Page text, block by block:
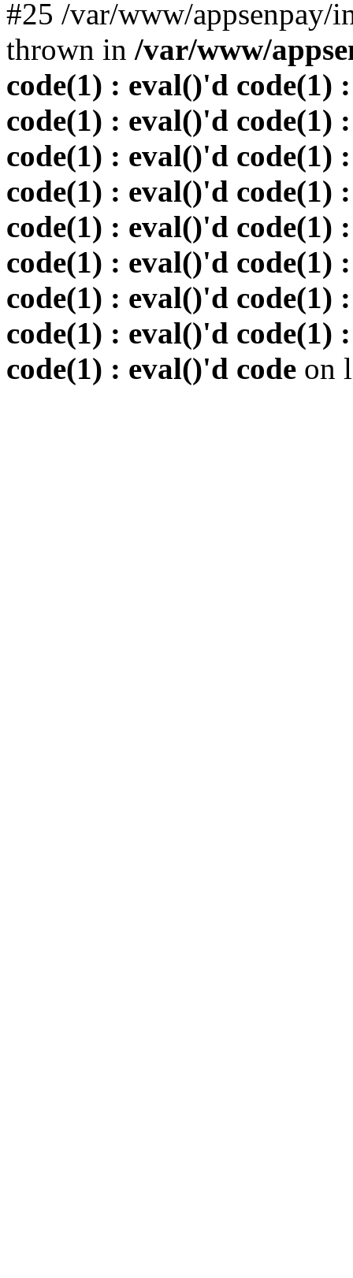
#25 /var/www/
thrown in /var/www/
code(1) : eval()'d code(1)
code(1) : eval()'d code(1)
code(1) : eval()'d code(1)
code(1) : eval()'d code(1)
code(1) : eval()'d code(1)
code(1) : eval()'d code(1)
code(1) : eval()'d code(1)
code(1) : eval()'d code(1)
code(1) : eval()'d code on